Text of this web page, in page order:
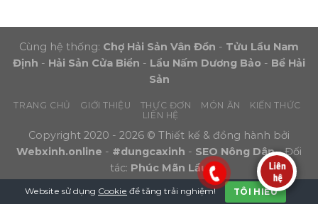
Cùng hệ thống: Chợ Hải Sản Vân Đồn - Tửu Lầu Nam
Định - Hải Sản Cửa Biển - Lẩu Nấm Dương Bảo - Bể Hải
Sản
TRANG CHỦ GIỚI THIỆU THỰC ĐƠN MÓN ĂN
KIẾN THỨC
LIÊN HỆ
Copyright 2020 - 2026 © Thiết kế & đồng hành bởi
Webxinh.online - #dungcaxinh - SEO Nông Dân- Đối
tác: Phúc Mãn Lầu
Website sử dụng Cookie để tăng trải nghiệm! TÔI HIỂU